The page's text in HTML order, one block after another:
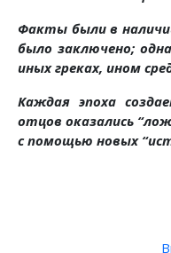
Факты были в
было заключено;
иных греках, ином
Каждая эпоха
отцов оказались
с помощью новых